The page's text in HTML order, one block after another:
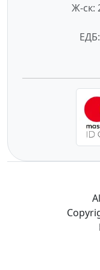
Ж-ск: